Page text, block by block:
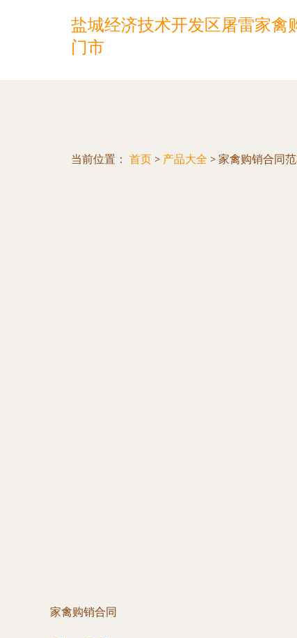
盐城经济技术开发区屠雷家禽
门市
当前位置： 首页 > 产品大全 > 家禽购销合同
家禽购销合同